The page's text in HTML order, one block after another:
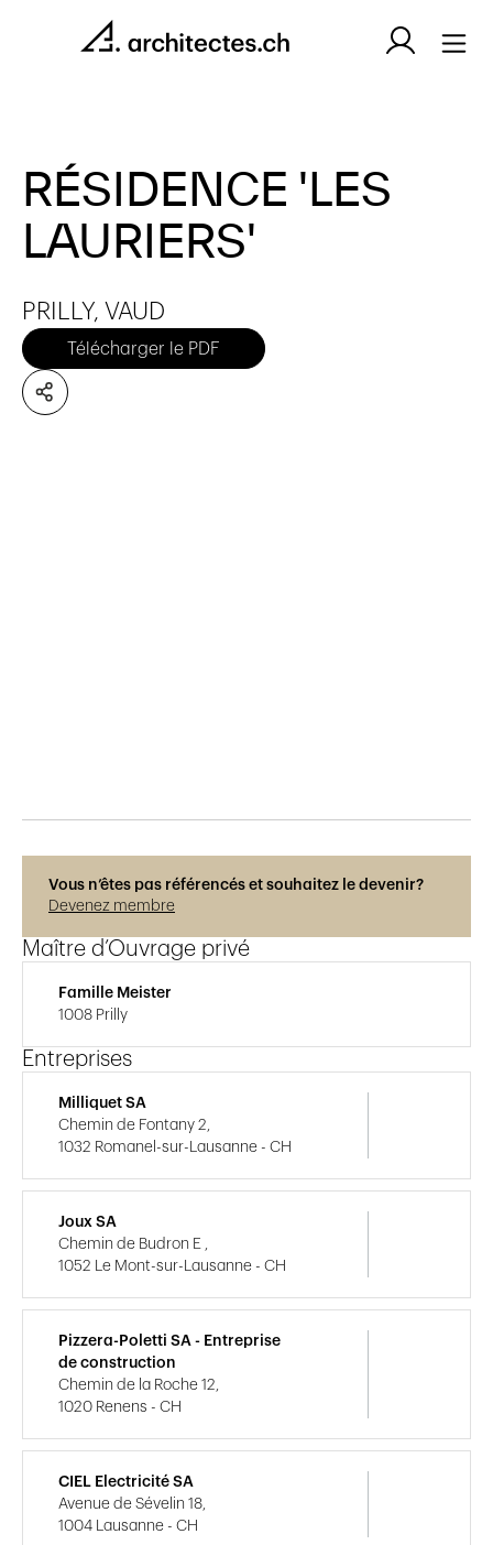
RÉSIDENCE 'LES
LAURIERS'
PRILLY, VAUD
Télécharger le PDF
Vous n’êtes pas référencés et souhaitez le devenir?
Devenez membre
Maître d’Ouvrage privé
Famille Meister
1008 Prilly
Entreprises
Milliquet SA
Chemin de Fontany 2,
1032 Romanel-sur-Lausanne - CH
Joux SA
Chemin de Budron E ,
1052 Le Mont-sur-Lausanne - CH
Pizzera-Poletti SA - Entreprise
de construction
Chemin de la Roche 12,
1020 Renens - CH
CIEL Electricité SA
Avenue de Sévelin 18,
1004 Lausanne - CH